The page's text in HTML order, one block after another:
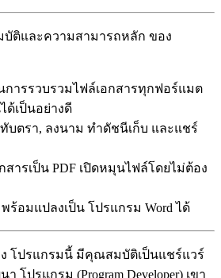
มบัติและความสามารถหลัก ของ
ารรวบรวมไฟล์เอกสารทุกฟอร์แมต
ด้เป็นอย่างดี
บตรา, ลงนาม ทำดัชนีเก็บ และแชร์
ารเป็น PDF เปิดหมุนไฟล์โดยไม่ต้อง
ร้อมแปลงเป็น โปรแกรม Word ได้
โปรแกรมนี้ มีคุณสมบัติเป็นแชร์แวร์
โปรแกรม (Program Developer) เขา